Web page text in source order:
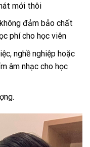
mới thôi
đảm bảo chất
phí cho học viên
nghề nghiệp hoặc
âm nhạc cho học